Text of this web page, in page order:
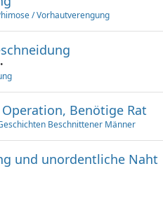
/ Vorhautverengung
Benötige Rat
Beschnittener Männer
und unordentliche Naht